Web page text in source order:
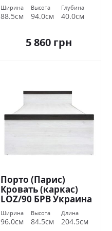
Ширина
88.5см
Высота
94.0см
Глубина
40.0см
5 860 грн
Порто (Парис)
Кровать (каркас)
LOZ/90 БРВ Украина
Ширина
96.0см
Высота
84.5см
Длина
204.5см